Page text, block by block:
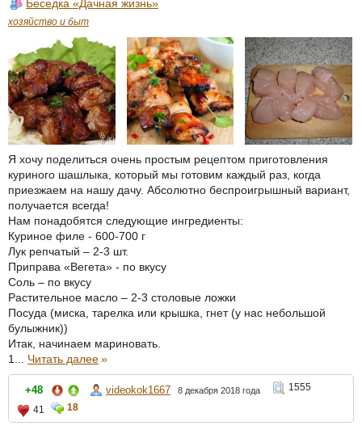
Беседка «Дачная жизнь»
хозяйство и быт
Я хочу поделиться очень простым рецептом приготовления
куриного шашлыка, который мы готовим каждый раз, когда
приезжаем на нашу дачу. Абсолютно беспроигрышный вариант,
получается всегда!
Нам понадобятся следующие ингредиенты:
Куриное филе - 600-700 г
Лук репчатый – 2-3 шт.
Приправа «Вегета» - по вкусу
Соль – по вкусу
Растительное масло – 2-3 столовые ложки
Посуда (миска, тарелка или крышка, гнет (у нас небольшой
булыжник))
Итак, начинаем мариновать.
1... Читать далее»
+48 videokok1667 8 декабря 2018 года
1555
41
18